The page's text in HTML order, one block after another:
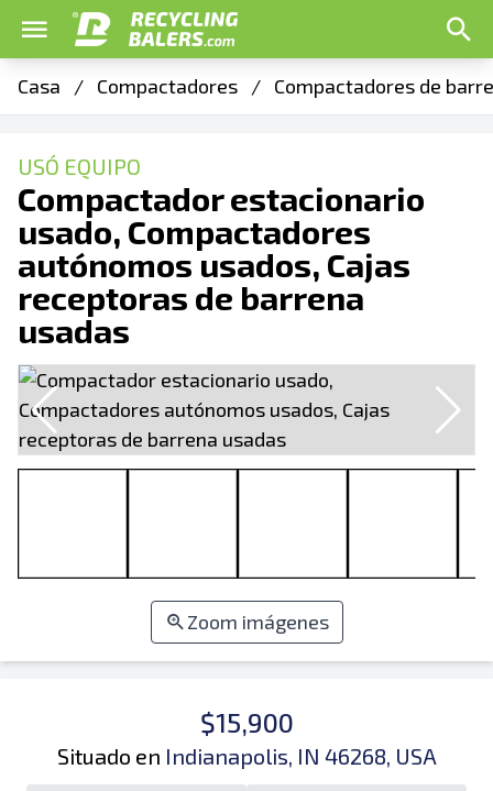
Casa / Compactadores / Compactadores de
USÓ EQUIPO
Compactador estacionario
usado, Compactadores
autónomos usados, Cajas
receptoras de barrena
usadas
Zoom imágenes
$15,900
Situado en Indianapolis, IN 46268, USA